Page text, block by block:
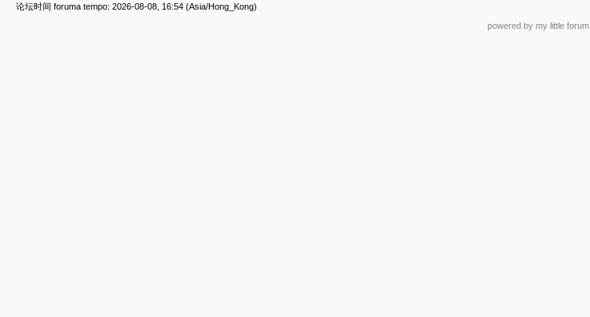
论坛时间 foruma tempo: 2026-08-08, 16:54 (Asia/Hong_Kong)
powered by my little forum